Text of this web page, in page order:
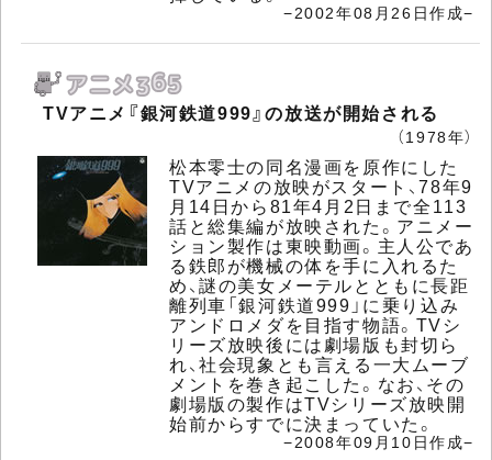
−2002年08月26日作成−
TVアニメ『銀河鉄道999』の放送が開始される
（1978年）
松本零士の同名漫画を原作にした
TVアニメの放映がスタート、78年9
月14日から81年4月2日まで全113
話と総集編が放映された。アニメー
ション製作は東映動画。主人公であ
る鉄郎が機械の体を手に入れるた
め、謎の美女メーテルとともに長距
離列車「銀河鉄道999」に乗り込み
アンドロメダを目指す物語。TVシ
リーズ放映後には劇場版も封切ら
れ、社会現象とも言える一大ムーブ
メントを巻き起こした。なお、その
劇場版の製作はTVシリーズ放映開
始前からすでに決まっていた。
−2008年09月10日作成−